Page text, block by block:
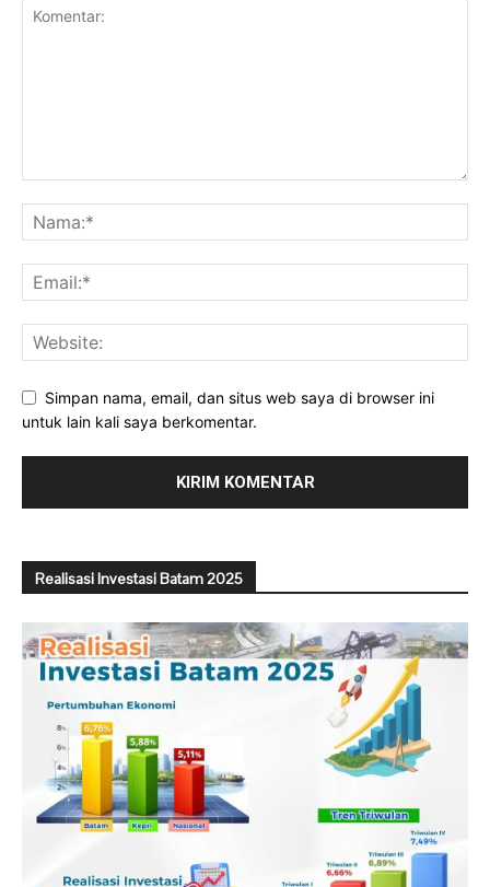
Simpan nama, email, dan situs web saya di browser ini
untuk lain kali saya berkomentar.
Realisasi Investasi Batam 2025